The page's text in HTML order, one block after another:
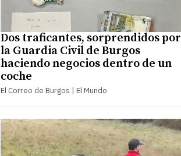
Dos traficantes, sorprendidos por
la Guardia Civil de Burgos
haciendo negocios dentro de un
coche
El Correo de Burgos | El Mundo